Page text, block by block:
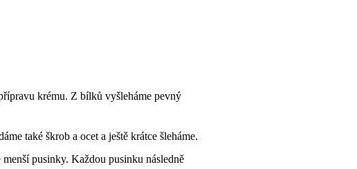
krému. Z bílků vyšleháme pevný
také škrob a ocet a ještě krátce šleháme.
pusinky. Každou pusinku následně